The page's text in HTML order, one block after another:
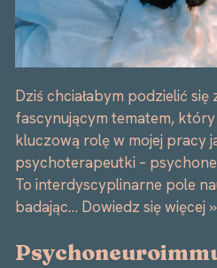
Dziś chciałabym podzielić się
fascynującym tematem,
kluczową rolę w mojej pracy
psychoterapeutki –
To interdyscyplinarne pole
badając… Dowiedz się więcej »